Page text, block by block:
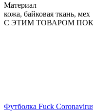
Материал
кожа, байковая ткань, мех
С ЭТИМ ТОВАРОМ
Футболка Fuck